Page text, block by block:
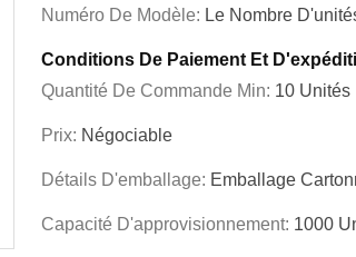
Numéro De Modèle: Le Nombre
Conditions De Paiement Et
Quantité De Commande Min: 10 Unités
Prix: Négociable
Détails D'emballage: Emballage
Capacité D'approvisionnement: 1000